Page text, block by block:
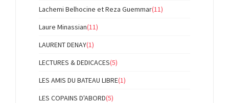
Lachemi Belhocine et Reza Guemmar(11)
Laure Minassian(11)
LAURENT DENAY(1)
LECTURES & DEDICACES(5)
LES AMIS DU BATEAU LIBRE(1)
LES COPAINS D'ABORD(5)